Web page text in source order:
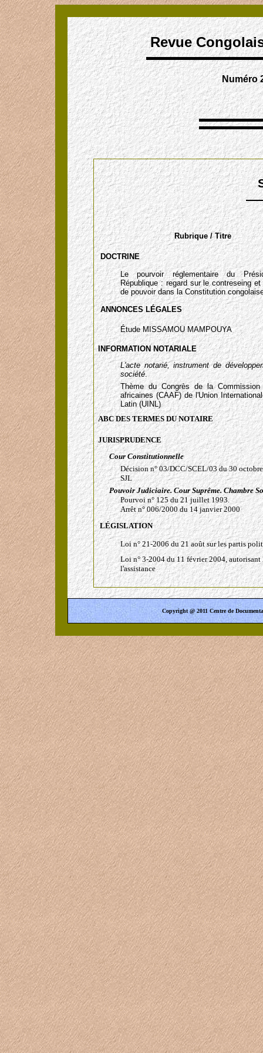
Revue
Numéro
Rubrique / Titre
DOCTRINE
Le pourvoir réglementaire du
République : regard sur le contreseing
de pouvoir dans la Constitution
ANNONCES LÉGALES
Étude MISSAMOU MAMPOUYA
INFORMATION NOTARIALE
L'acte notarié, instrument de
société.
Thème du Congrès de la
africaines (CAAF) de l'Union
Latin (UINL)
ABC DES TERMES DU NOTAIRE
JURISPRUDENCE
Cour Constitutionnelle
Décision n° 03/DCC/SCEL/03 du 30
SJL
Pouvoir Judiciaire. Cour Suprême. Chambre
Pourvoi n° 125 du 21 juillet 1993.
Arrêt n° 006/2000 du 14 janvier 2000
LÉGISLATION
Loi n° 21-2006 du 21 août sur les partis
Loi n° 3-2004 du 11 février 2004,
l'assistance
Copyright @ 2011 Centre de